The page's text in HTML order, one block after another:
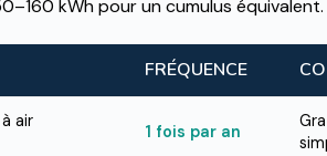
kWh pour un cumulus équivalent.
FRÉQUENCE
air
1 fois par an